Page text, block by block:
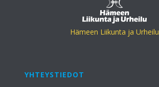
Hämeen Liikunta ja Urheilu
YHTEYSTIEDOT